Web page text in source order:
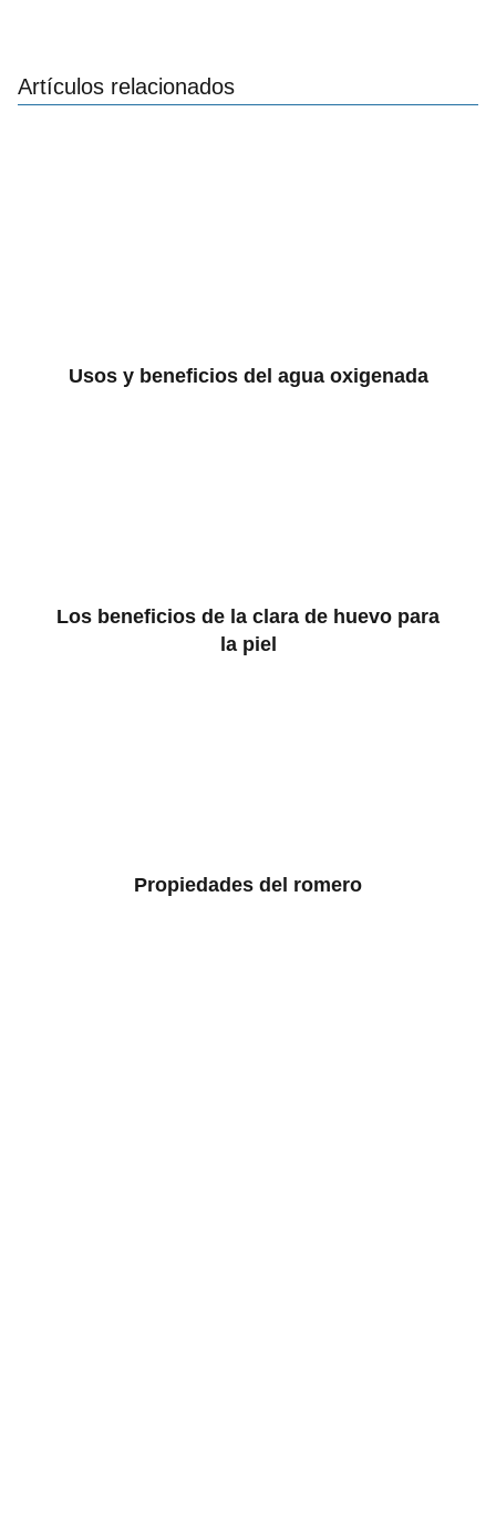
Artículos relacionados
Usos y beneficios del agua oxigenada
Los beneficios de la clara de huevo para
la piel
Propiedades del romero